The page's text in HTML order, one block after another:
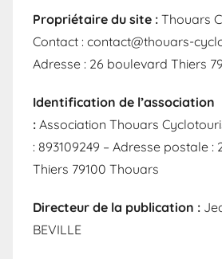
Propriétaire du site : Thouars
Contact : contact@thouars-
Adresse : 26 boulevard Thiers
Identification de l’association
: Association Thouars
: 893109249 – Adresse postale :
Thiers 79100 Thouars
Directeur de la publication :
BEVILLE